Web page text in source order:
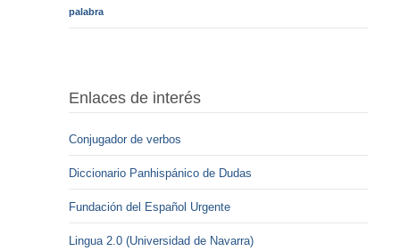
palabra
Enlaces de interés
Conjugador de verbos
Diccionario Panhispánico de Dudas
Fundación del Español Urgente
Lingua 2.0 (Universidad de Navarra)